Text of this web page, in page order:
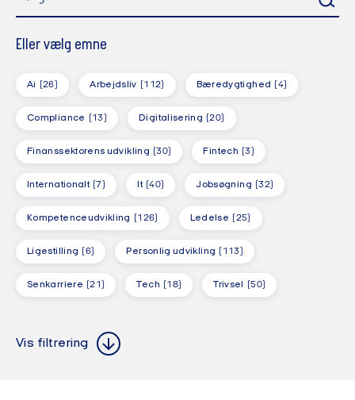
Eller vælg emne
Ai (26) Arbejdsliv (112) Bæredygtighed (4)
Compliance (13) Digitalisering (20)
Finanssektorens udvikling (30) Fintech (3)
Internationalt (7) It (40) Jobsøgning (32)
Kompetenceudvikling (126) Ledelse (25)
Ligestilling (6) Personlig udvikling (113)
Senkarriere (21) Tech (18) Trivsel (50)
Alle steder
Vis filtrering